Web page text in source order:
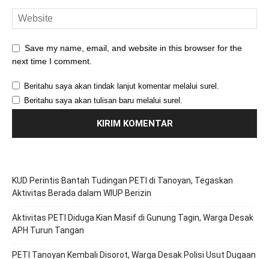
Save my name, email, and website in this browser for the
next time I comment.
Beritahu saya akan tindak lanjut komentar melalui surel.
Beritahu saya akan tulisan baru melalui surel.
KUD Perintis Bantah Tudingan PETI di Tanoyan, Tegaskan
Aktivitas Berada dalam WIUP Berizin
Aktivitas PETI Diduga Kian Masif di Gunung Tagin, Warga Desak
APH Turun Tangan
PETI Tanoyan Kembali Disorot, Warga Desak Polisi Usut Dugaan